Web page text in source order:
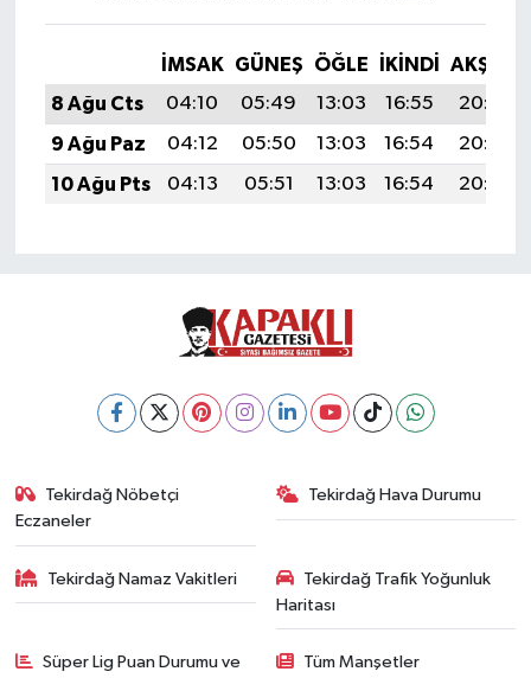
İMSAK GÜNEŞ ÖĞLE İKINDI
AKŞAM
8 Ağu Cts
04:10 05:49 13:03 16:55
20:07
9 Ağu Paz
04:12 05:50 13:03 16:54
20:06
10 Ağu Pts
04:13 05:51 13:03 16:54 20:05
Tekirdağ Nöbetçi
Eczaneler
Tekirdağ Hava Durumu
Tekirdağ Namaz Vakitleri
Tekirdağ Trafik Yoğunluk
Haritası
Süper Lig Puan Durumu ve Tüm Manşetler